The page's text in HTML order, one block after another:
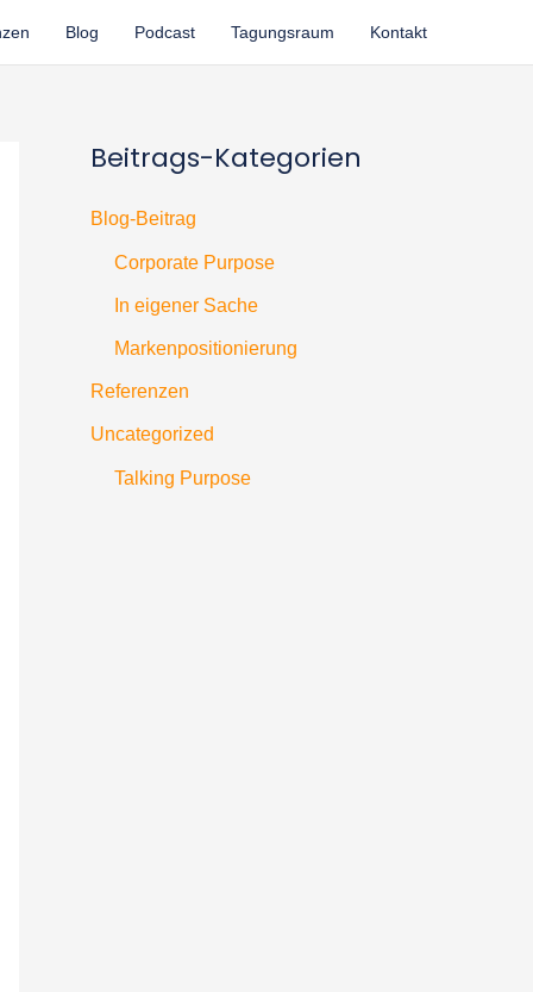
Blog Podcast Tagungsraum Kontakt
Beitrags-Kategorien
Blog-Beitrag
Corporate Purpose
In eigener Sache
Markenpositionierung
Referenzen
Uncategorized
Talking Purpose